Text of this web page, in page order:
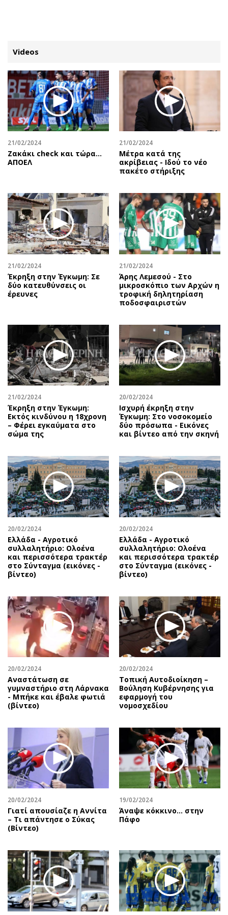
ΚΑΤΗΓΟΡΙΕΣ ΣΥΝΔΕΣΗ
Κύπρος
Παιδεία
Υγεία
Πολιτική
Βουλευτικές 2026
Προεδρικές 2023
Δημοσκοπήσεις
Διπλωματία
Αθλητισμός
Κύπρος
Ελλάδα
Διεθνή
Κληρώσεις Allwyn
Οικονομία
Real Estate
Επιχειρήσεις
Αγορές
Money Review
AstroBank Properties
Trends
Ενέργεια
Περιβάλλον
Ελλάδα
Κόσμος
Παράξενα
Πολιτισμός
Σινεμά
Θέατρο-Χορός
Μουσική
Εικαστικά
Χειρόγραφα
Απόψεις
Αρθρογραφία
The Hill
Υγεία
Αγγελίες
Πωλούνται
Ζητούν εργασία
Θέσεις εργασίας
Geek
Νέα
Κινητά-tablets
Social
Αυτοκίνηση
Πολιτική
Οικονομία
Γενικά
Αναδρομές
Πρόσωπα
Περιβάλλον
Good Life
Γυναίκα
Ταξίδια
Συνταγές
Έξοδος
Media
Εκπομπές
Wine routes
Podcasts
Uncut
Προσφορές
Επιστολές
Videos
21/02/2024
Ζακάκι check και τώρα…
ΑΠΟΕΛ
21/02/2024
Μέτρα κατά της
ακρίβειας - Ιδού το νέο
πακέτο στήριξης
21/02/2024
Έκρηξη στην Έγκωμη: Σε
δύο κατευθύνσεις οι
έρευνες
21/02/2024
Άρης Λεμεσού - Στο
μικροσκόπιο των Αρχών η
τροφική δηλητηρίαση
ποδοσφαιριστών
21/02/2024
Έκρηξη στην Έγκωμη:
Εκτός κινδύνου η 18χρονη
– Φέρει εγκαύματα στο
σώμα της
20/02/2024
Ισχυρή έκρηξη στην
Έγκωμη: Στο νοσοκομείο
δύο πρόσωπα - Εικόνες
και βίντεο από την σκηνή
20/02/2024
Ελλάδα - Αγροτικό
συλλαλητήριο: Ολοένα
και περισσότερα τρακτέρ
στο Σύνταγμα (εικόνες -
βίντεο)
20/02/2024
Ελλάδα - Αγροτικό
συλλαλητήριο: Ολοένα
και περισσότερα τρακτέρ
στο Σύνταγμα (εικόνες -
βίντεο)
20/02/2024
Αναστάτωση σε
γυμναστήριο στη Λάρνακα
- Μπήκε και έβαλε φωτιά
(βίντεο)
20/02/2024
Τοπική Αυτοδιοίκηση –
Βούληση Κυβέρνησης για
εφαρμογή του
νομοσχεδίου
20/02/2024
Γιατί απουσίαζε η Αννίτα
– Τι απάντησε ο Σύκας
(Βίντεο)
19/02/2024
Άναψε κόκκινο… στην
Πάφο